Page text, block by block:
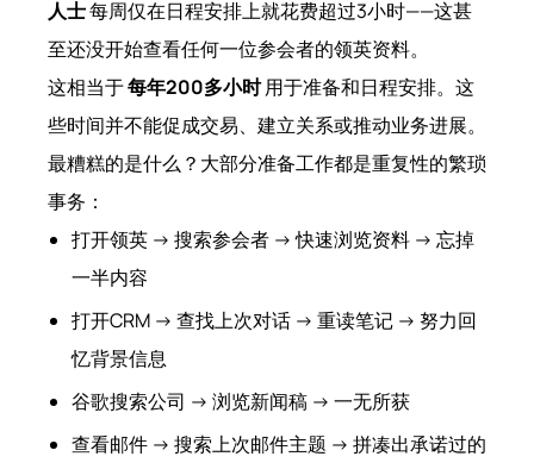
人士每周仅在日程安排上就花费超过3小时——这甚
至还没开始查看任何一位参会者的领英资料。
这相当于每年200多小时用于准备和日程安排。这
些时间并不能促成交易、建立关系或推动业务进展。
最糟糕的是什么？大部分准备工作都是重复性的繁琐
事务：
打开领英 → 搜索参会者 → 快速浏览资料 → 忘掉
一半内容
打开CRM → 查找上次对话 → 重读笔记 → 努力回
忆背景信息
谷歌搜索公司 → 浏览新闻稿 → 一无所获
查看邮件 → 搜索上次邮件主题 → 拼凑出承诺过的